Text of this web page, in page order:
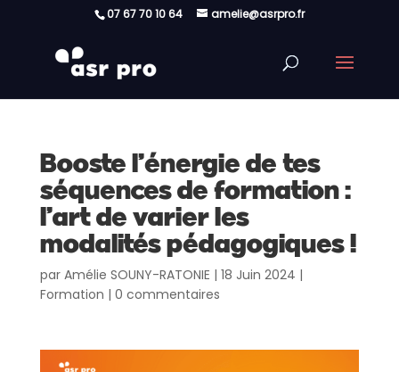
07 67 70 10 64 amelie@asrpro.fr
Booste l’énergie de tes
séquences de formation :
l’art de varier les
modalités pédagogiques !
par Amélie SOUNY-RATONIE | 18 Juin 2024 |
Formation | 0 commentaires